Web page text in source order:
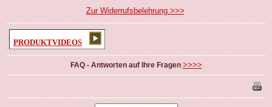
Zur Widerrufsbelehrung >>>
PRODUKTVIDEOS
FAQ - Antworten auf Ihre Fragen >>>>